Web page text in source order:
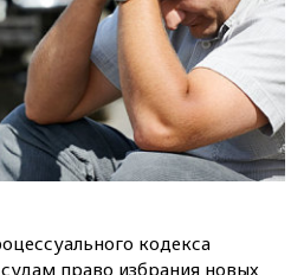
кодекса
право избрания новых